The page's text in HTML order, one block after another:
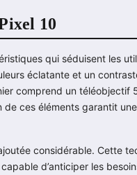
10
qui séduisent les
éclatante et un
comprend un
ces éléments garantit
considérable. Cette
d’anticiper les